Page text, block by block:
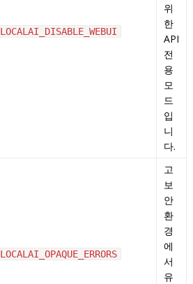
LOCALAI_DISABLE_WEBUI
위
한
API
전
용
모
드
입
니
다.
LOCALAI_OPAQUE_ERRORS
고
보
안
환
경
에
서
유